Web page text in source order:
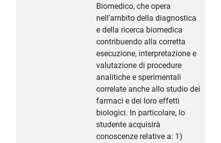
Biomedico, che opera
nell’ambito della diagnostica
e della ricerca biomedica
contribuendo alla corretta
esecuzione, interpretazione e
valutazione di procedure
analitiche e sperimentali
correlate anche allo studio dei
farmaci e dei loro effetti
biologici. In particolare, lo
studente acquisirà
conoscenze relative a: 1)